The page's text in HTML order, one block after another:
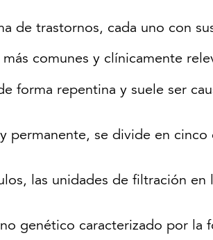
de trastornos, cada uno con
comunes y clínicamente
forma repentina y suele ser
permanente, se divide en
las unidades de filtración
genético caracterizado por la